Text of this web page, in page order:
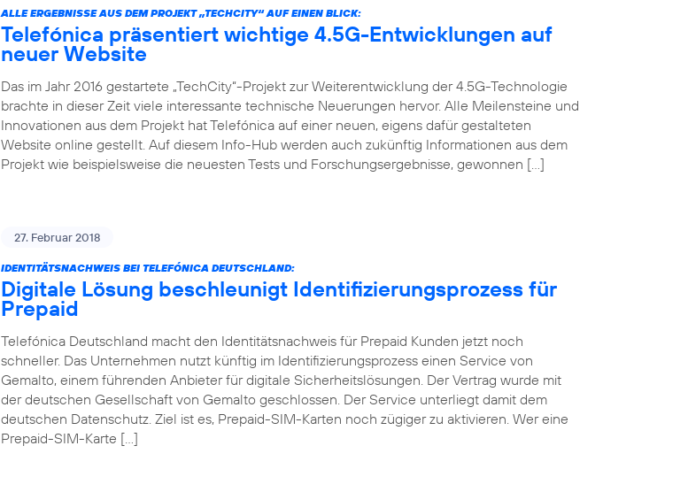
ALLE ERGEBNISSE AUS DEM PROJEKT „TECHCITY“ AUF EINEN BLICK:
Telefónica präsentiert wichtige 4.5G-Entwicklungen auf
neuer Website
Das im Jahr 2016 gestartete „TechCity“-Projekt zur Weiterentwicklung der 4.5G-Technologie
brachte in dieser Zeit viele interessante technische Neuerungen hervor. Alle Meilensteine und
Innovationen aus dem Projekt hat Telefónica auf einer neuen, eigens dafür gestalteten
Website online gestellt. Auf diesem Info-Hub werden auch zukünftig Informationen aus dem
Projekt wie beispielsweise die neuesten Tests und Forschungsergebnisse, gewonnen […]
27. Februar 2018
IDENTITÄTSNACHWEIS BEI TELEFÓNICA DEUTSCHLAND:
Digitale Lösung beschleunigt Identifizierungsprozess für
Prepaid
Telefónica Deutschland macht den Identitätsnachweis für Prepaid Kunden jetzt noch
schneller. Das Unternehmen nutzt künftig im Identifizierungsprozess einen Service von
Gemalto, einem führenden Anbieter für digitale Sicherheitslösungen. Der Vertrag wurde mit
der deutschen Gesellschaft von Gemalto geschlossen. Der Service unterliegt damit dem
deutschen Datenschutz. Ziel ist es, Prepaid-SIM-Karten noch zügiger zu aktivieren. Wer eine
Prepaid-SIM-Karte […]